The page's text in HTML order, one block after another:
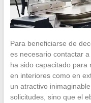
Para beneficiarse de
es necesario contactar
ha sido capacitado para
en interiores como en
un atractivo
solicitudes, sino que el